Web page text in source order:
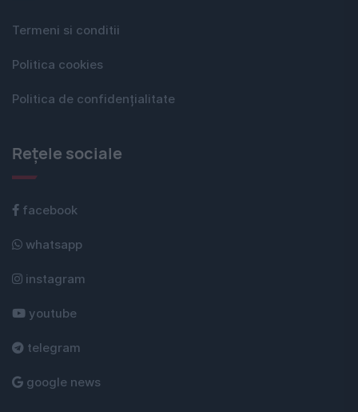
Termeni si conditii
Politica cookies
Politica de confidențialitate
Rețele sociale
facebook
whatsapp
instagram
youtube
telegram
google news